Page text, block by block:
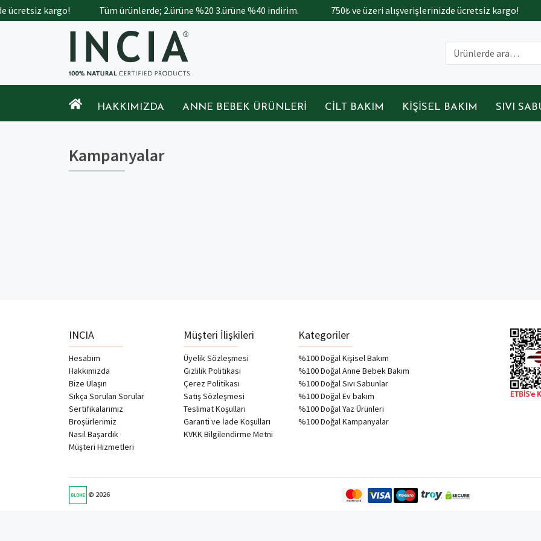
ücretsiz kargo! Tüm ürünlerde; 2.ürüne %20 3.ürüne %40 indirim. 750₺ ve üzeri alışverişlerinizde ücretsiz kargo!
HAKKIMIZDA ANNE BEBEK ÜRÜNLERI CILT BAKIM KIŞISEL BAKIM SIVI
Kampanyalar
INCIA
Hesabım
Hakkımızda
Bize Ulaşın
Sıkça Sorulan Sorular
Sertifikalarımız
Broşürlerimiz
Nasıl Başardık
Müşteri Hizmetleri
Müşteri İlişkileri
Üyelik Sözleşmesi
Gizlilik Politikası
Çerez Politikası
Satış Sözleşmesi
Teslimat Koşulları
Garanti ve İade Koşulları
KVKK Bilgilendirme Metni
Kategoriler
%100 Doğal Kişisel Bakım
%100 Doğal Anne Bebek Bakım
%100 Doğal Sıvı Sabunlar
%100 Doğal Ev bakım
%100 Doğal Yaz Ürünleri
%100 Doğal Kampanyalar
© 2026